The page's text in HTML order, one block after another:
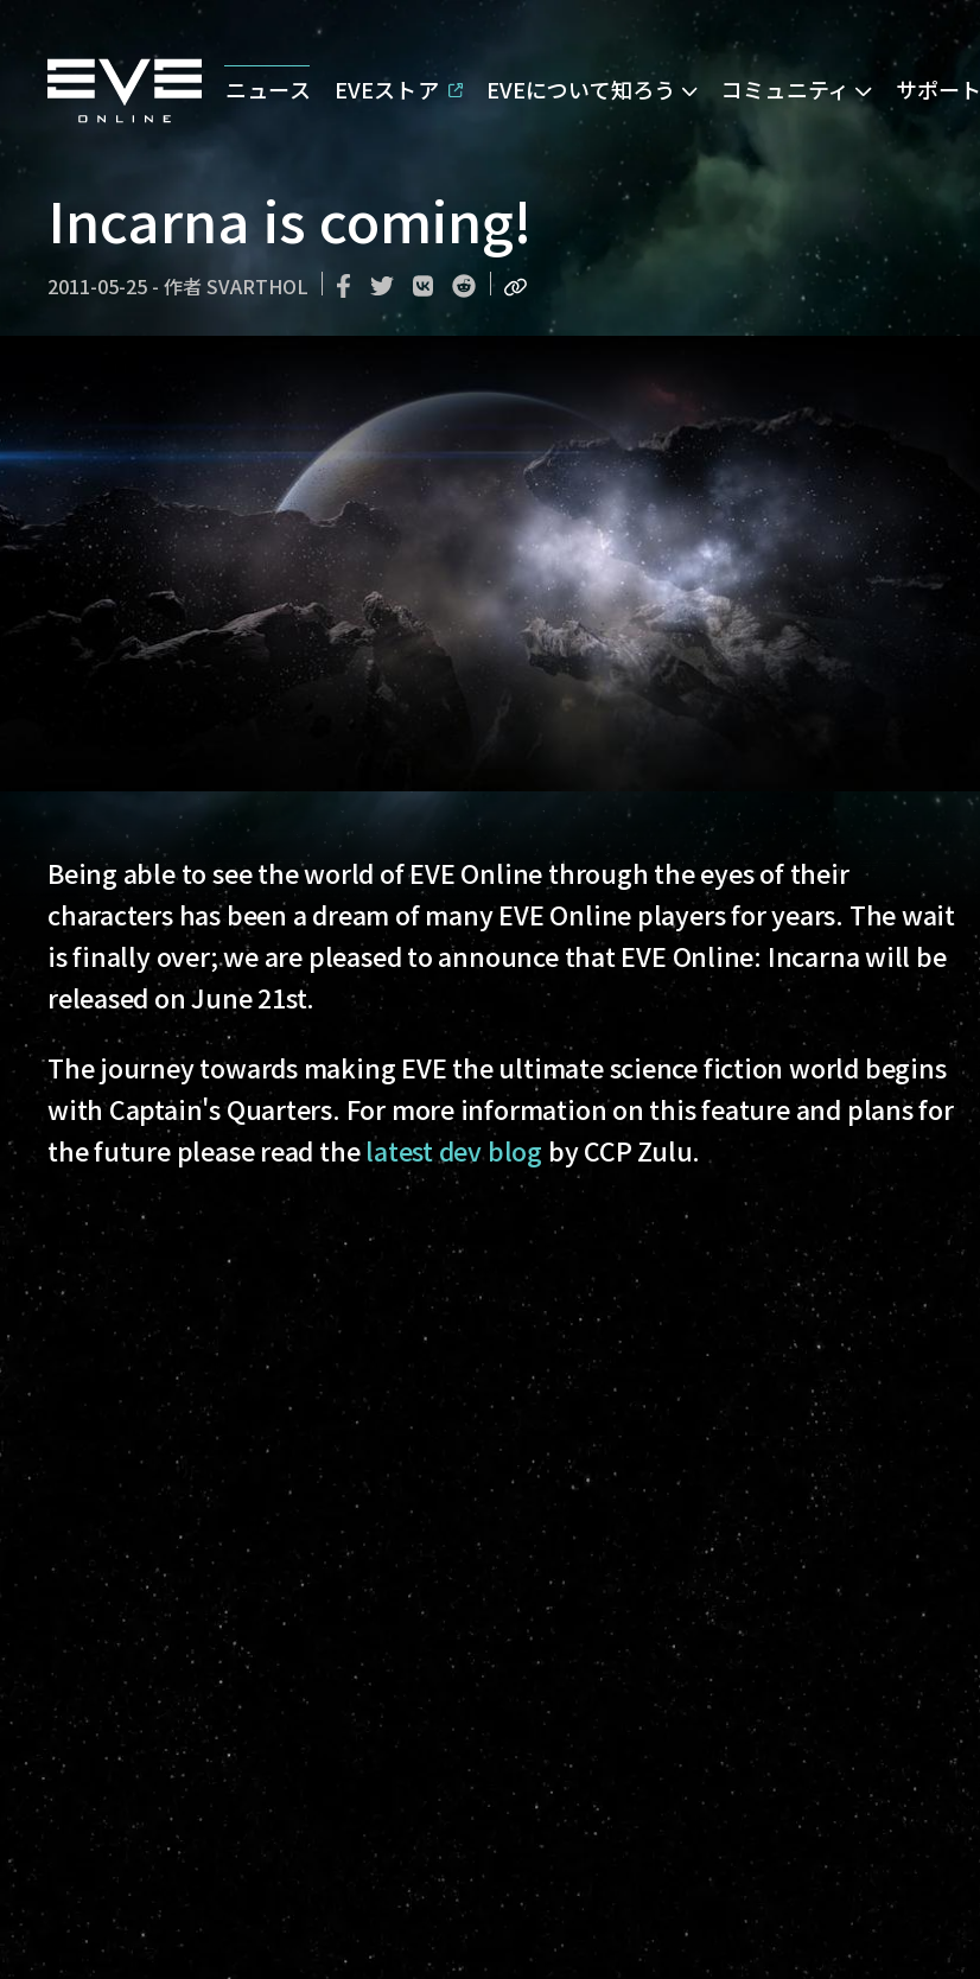
ニュース EVEストア EVEについて知ろう コミュニティ サポート
Incarna is coming!
2011-05-25 - 作者 SVARTHOL
Being able to see the world of EVE Online through the eyes of their
characters has been a dream of many EVE Online players for years. The wait
is finally over; we are pleased to announce that EVE Online: Incarna will be
released on June 21st.
The journey towards making EVE the ultimate science fiction world begins
with Captain's Quarters. For more information on this feature and plans for
the future please read thelatest dev blog by CCP Zulu.